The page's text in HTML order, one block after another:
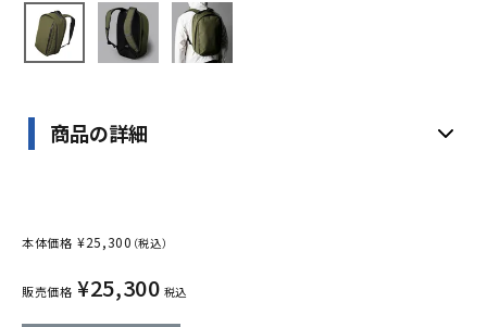
商品の詳細
本体価格 ¥25,300 （税込）
販売価格 ¥25,300 税込